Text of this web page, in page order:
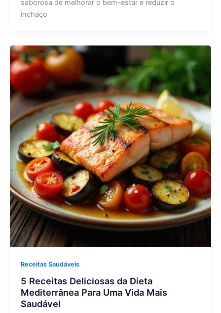
saborosa de melhorar o bem-estar e reduzir o
inchaço
Receitas Saudáveis
5 Receitas Deliciosas da Dieta
Mediterrânea Para Uma Vida Mais
Saudável